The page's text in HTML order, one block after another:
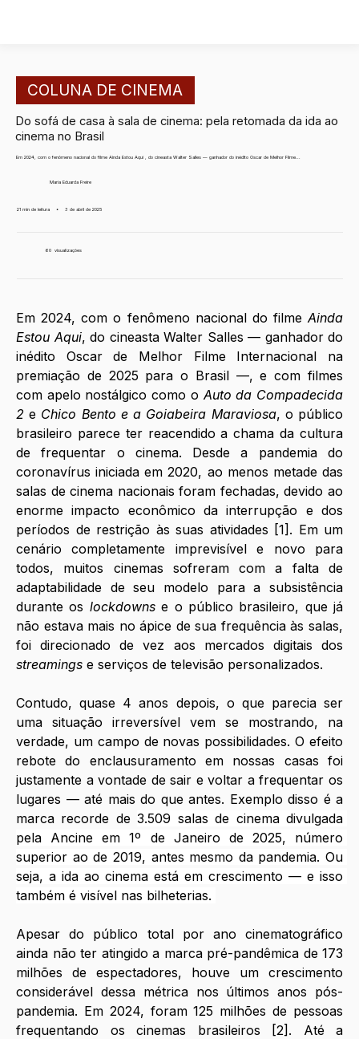
COLUNA DE CINEMA
Do sofá de casa à sala de cinema: pela retomada da ida ao
cinema no Brasil
Em 2024, com o fenômeno nacional do filme Ainda Estou Aqui , do cineasta Walter Salles — ganhador do inédito Oscar de Melhor Filme...
Maria Eduarda Freire
21 min de leitura • 3 de abril de 2025
60 visualizações
Em 2024, com o fenômeno nacional do filme Ainda
Estou Aqui, do cineasta Walter Salles — ganhador do
inédito Oscar de Melhor Filme Internacional na
premiação de 2025 para o Brasil —, e com filmes
com apelo nostálgico como o Auto da Compadecida
2 e Chico Bento e a Goiabeira Maraviosa, o público
brasileiro parece ter reacendido a chama da cultura
de frequentar o cinema. Desde a pandemia do
coronavírus iniciada em 2020, ao menos metade das
salas de cinema nacionais foram fechadas, devido ao
enorme impacto econômico da interrupção e dos
períodos de restrição às suas atividades [1]. Em um
cenário completamente imprevisível e novo para
todos, muitos cinemas sofreram com a falta de
adaptabilidade de seu modelo para a subsistência
durante os lockdowns e o público brasileiro, que já
não estava mais no ápice de sua frequência às salas,
streamings e serviços de televisão personalizados.
Contudo, quase 4 anos depois, o que parecia ser
uma situação irreversível vem se mostrando, na
verdade, um campo de novas possibilidades. O efeito
rebote do enclausuramento em nossas casas foi
justamente a vontade de sair e voltar a frequentar os
lugares — até mais do que antes. Exemplo disso é a
marca recorde de 3.509 salas de cinema divulgada
pela Ancine em 1º de Janeiro de 2025, número
superior ao de 2019, antes mesmo da pandemia. Ou
seja, a ida ao cinema está em crescimento — e isso
também é visível nas bilheterias.
Apesar do público total por ano cinematográfico
ainda não ter atingido a marca pré-pandêmica de 173
milhões de espectadores, houve um crescimento
considerável dessa métrica nos últimos anos pós-
pandemia. Em 2024, foram 125 milhões de pessoas
frequentando os cinemas brasileiros [2]. Até a